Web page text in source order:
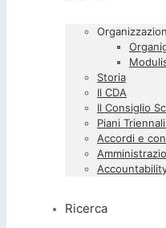
Storia
Il CDA
Il Consiglio
Piani
Accordi e
Ricerca